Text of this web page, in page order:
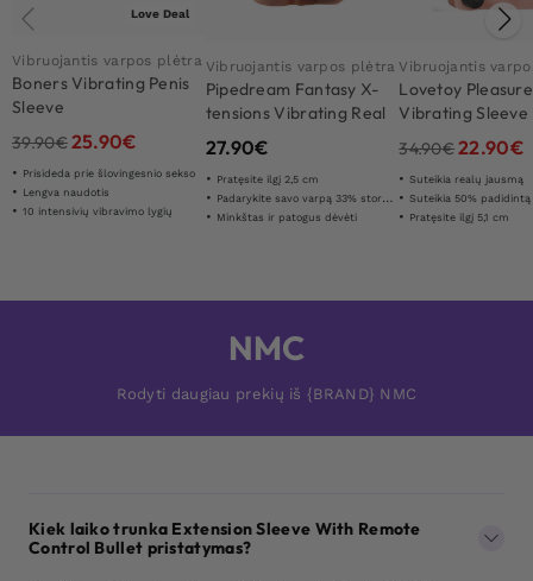
Love Deal
Vibruojantis varpos plėtra
Boners Vibrating Penis
Sleeve
39.90€25.90€
Prisideda prie šlovingesnio sekso
Lengva naudotis
10 intensivių vibravimo lygių
Vibruojantis varpos plėtra
Pipedream Fantasy X-
tensions Vibrating Real
Feel 2,5cm Exten
27.90€
Pratęsite ilgį 2,5 cm
Padarykite savo varpą 33% storesnę
Minkštas ir patogus dėvėti
Vibruojantis
Lovetoy Pleasure
Vibrating Sleeve
34.90€22.90€
Suteikia realų jausmą
Suteikia 50%
Pratęsite ilgį 5,1 cm
NMC
Rodyti daugiau prekių iš {BRAND} NMC
Kiek laiko trunka Extension Sleeve With Remote
Control Bullet pristatymas?